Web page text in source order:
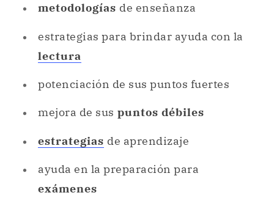
metodologías de enseñanza
estrategias para brindar ayuda con la
lectura
potenciación de sus puntos fuertes
mejora de sus puntos débiles
estrategias de aprendizaje
ayuda en la preparación para
exámenes